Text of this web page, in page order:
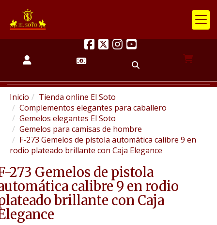
Inicio
Tienda online El Soto
Complementos elegantes para caballero
Gemelos elegantes El Soto
Gemelos para camisas de hombre
F-273 Gemelos de pistola automática calibre 9 en
rodio plateado brillante con Caja Elegance
273 Gemelos de pistola
calibre 9 en rodio
brillante con Caja